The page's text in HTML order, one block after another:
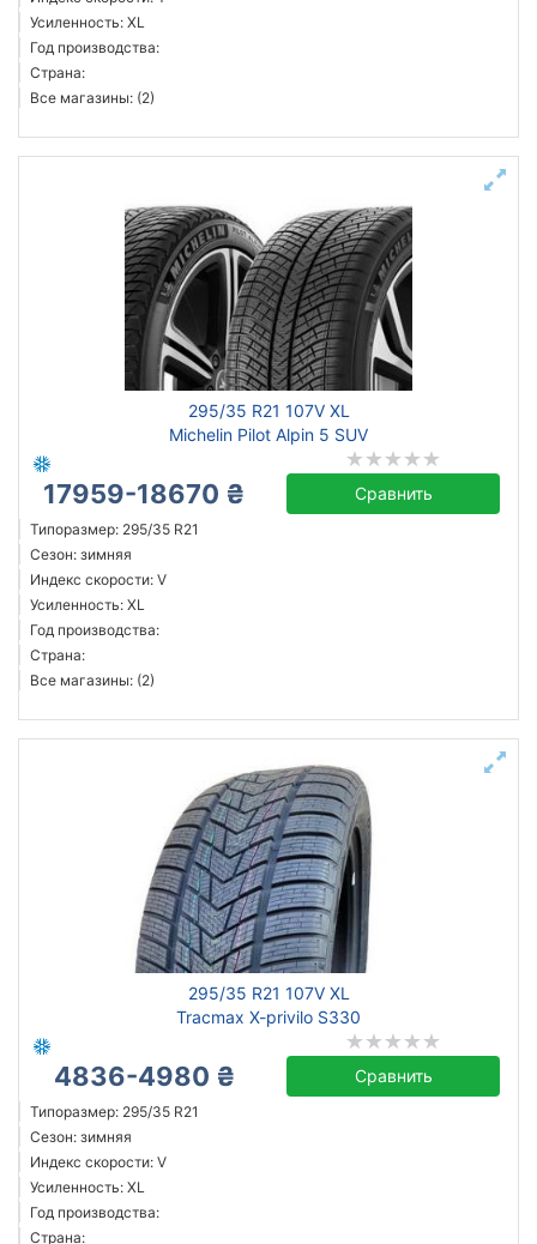
Усиленность: XL
Год производства:
Страна:
Все магазины: (2)
295/35 R21 107V XL
Michelin Pilot Alpin 5 SUV
17959-18670 ₴ Сравнить
Типоразмер: 295/35 R21
Сезон: зимняя
Индекс скорости: V
Усиленность: XL
Год производства:
Страна:
Все магазины: (2)
295/35 R21 107V XL
Tracmax X-privilo S330
4836-4980 ₴ Сравнить
Типоразмер: 295/35 R21
Сезон: зимняя
Индекс скорости: V
Усиленность: XL
Год производства:
Страна: